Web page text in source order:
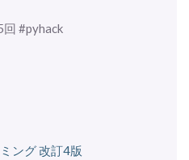
#pyhack
ング 改訂4版